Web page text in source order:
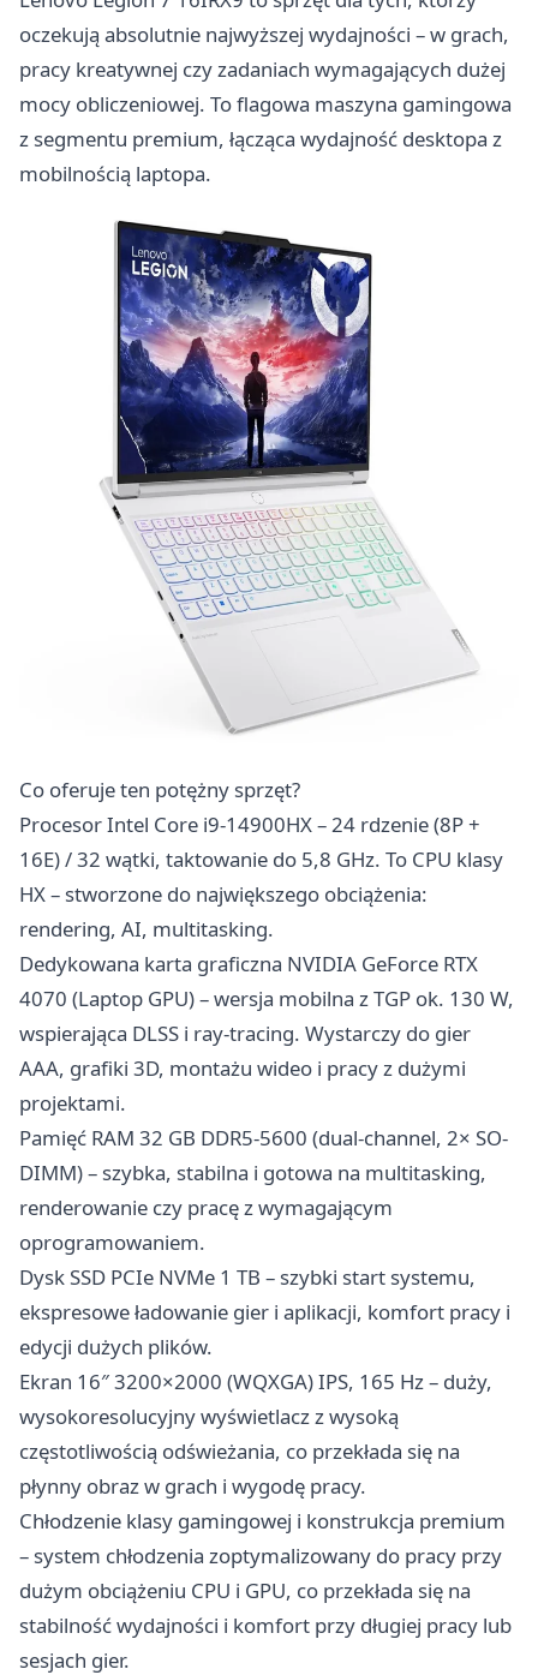
oczekują absolutnie najwyższej wydajności – w grach,
pracy kreatywnej czy zadaniach wymagających dużej
mocy obliczeniowej. To flagowa maszyna gamingowa
z segmentu premium, łącząca wydajność desktopa z
mobilnością laptopa.
Co oferuje ten potężny sprzęt?
Procesor Intel Core i9-14900HX – 24 rdzenie (8P +
16E) / 32 wątki, taktowanie do 5,8 GHz. To CPU klasy
HX – stworzone do największego obciążenia:
rendering, AI, multitasking.
Dedykowana karta graficzna NVIDIA GeForce RTX
4070 (Laptop GPU) – wersja mobilna z TGP ok. 130 W,
wspierająca DLSS i ray-tracing. Wystarczy do gier
AAA, grafiki 3D, montażu wideo i pracy z dużymi
projektami.
Pamięć RAM 32 GB DDR5-5600 (dual-channel, 2× SO-
DIMM) – szybka, stabilna i gotowa na multitasking,
renderowanie czy pracę z wymagającym
oprogramowaniem.
Dysk SSD PCIe NVMe 1 TB – szybki start systemu,
ekspresowe ładowanie gier i aplikacji, komfort pracy i
edycji dużych plików.
Ekran 16″ 3200×2000 (WQXGA) IPS, 165 Hz – duży,
wysokoresolucyjny wyświetlacz z wysoką
częstotliwością odświeżania, co przekłada się na
płynny obraz w grach i wygodę pracy.
Chłodzenie klasy gamingowej i konstrukcja premium
– system chłodzenia zoptymalizowany do pracy przy
dużym obciążeniu CPU i GPU, co przekłada się na
stabilność wydajności i komfort przy długiej pracy lub
sesjach gier.